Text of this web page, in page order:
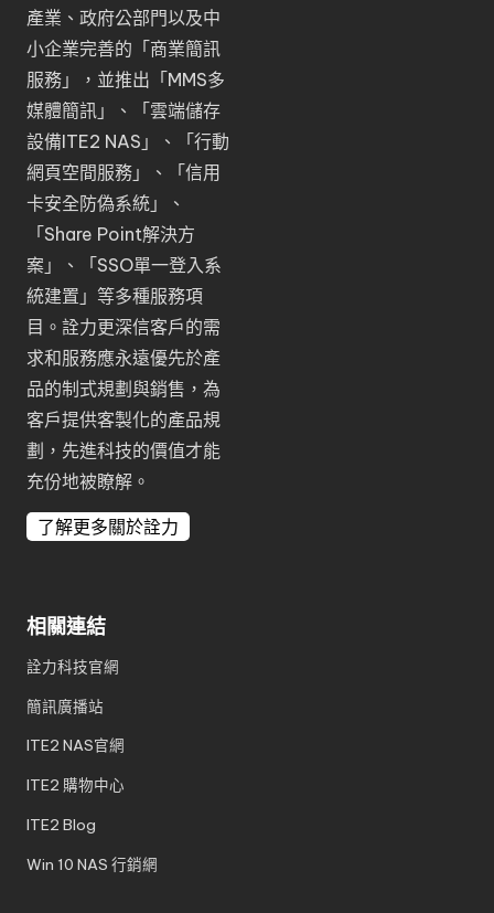
產業、政府公部門以及中
小企業完善的「 商業簡訊
服務 」，並推出「 MMS多
媒體簡訊 」、「 雲端儲存
設備ITE2 NAS 」、「 行動
網頁空間服務 」、「 信用
卡安全防偽系統 」、
「 Share Point解決方
案 」、「 SSO單一登入系
統建置 」等多種服務項
目。詮力更深信客戶的需
求和服務應永遠優先於產
品的制式規劃與銷售，為
客戶提供客製化的產品規
劃，先進科技的價值才能
充份地被瞭解。
了解更多關於詮力
相關連結
詮力科技官網
簡訊廣播站
ITE2 NAS官網
ITE2 購物中心
ITE2 Blog
Win 10 NAS 行銷網